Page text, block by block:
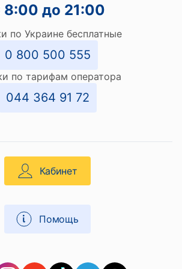
8:00 до 21:00
по Украине бесплатные
0 800 500 555
по тарифам оператора
044 364 91 72
Кабинет
Помощь